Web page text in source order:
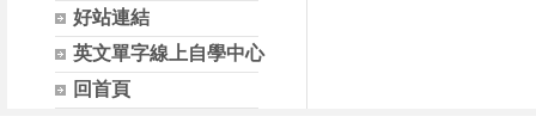
好站連結
英文單字線上自學中心
回首頁